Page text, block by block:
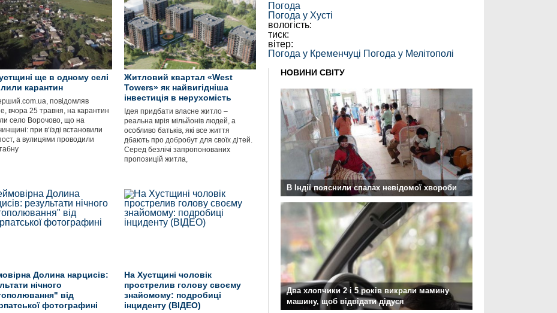
ще в одному селі
карантин
повідомляв
вчора 25 травня, на карантин
село Ворочово, що на
при в‘їзді встановили
а вулицями проводили
Житловий квартал «West
Towers» як найвигідніша
інвестиція в нерухомість
Ідея придбати власне житло –
реальна мрія мільйонів людей, а
особливо батьків, які все життя
дбають про добробут для своїх дітей.
Серед безлічі запропонованих
пропозицій житла,
Долина нарцисів:
нічного
від
фотографині
На Хустщині чоловік
прострелив голову своєму
знайомому: подробиці
інциденту (ВІДЕО)
Погода
Погода у Хусті
вологість:
тиск:
вітер:
Погода у Кременчуці Погода у Мелітополі
НОВИНИ СВІТУ
В Індії пояснили спалах невідомої хвороби
Два хлопчики 2 і 5 років викрали мамину
машину, щоб відвідати дідуся